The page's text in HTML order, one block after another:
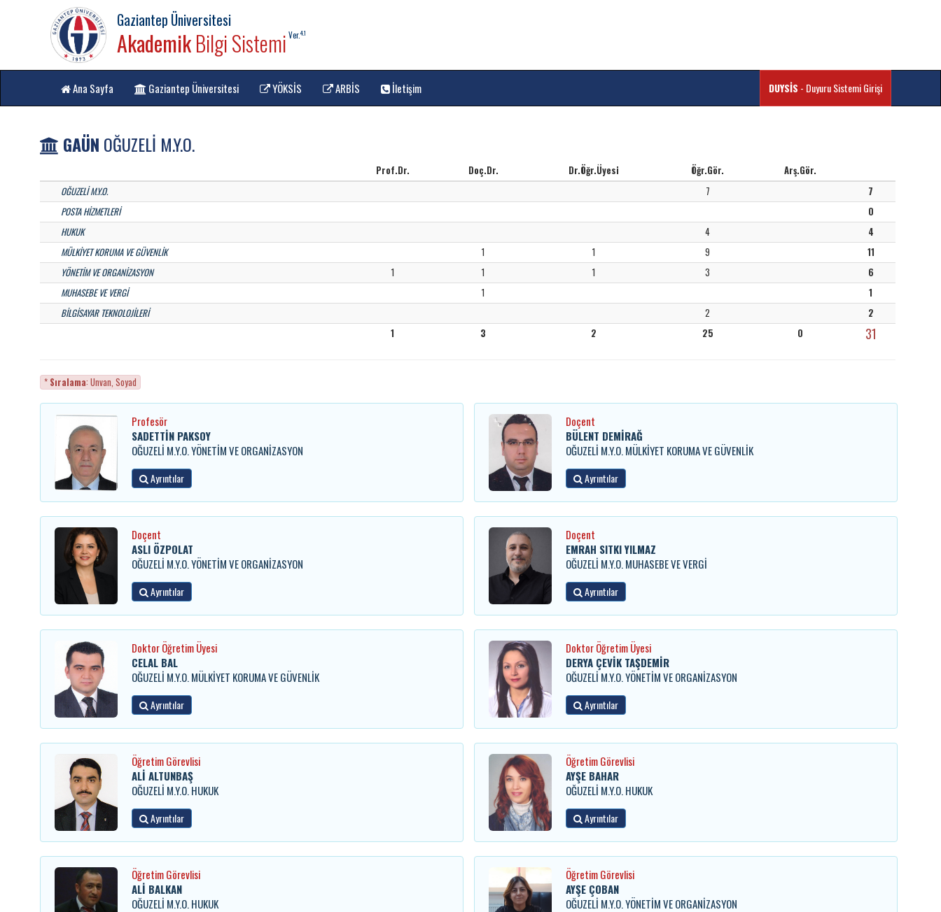
Gaziantep Üniversitesi
AkademikBilgi Sistemi Ver.4.1
Ana Sayfa Gaziantep Üniversitesi YÖKSİS ARBİS İletişim DUYSİS - Duyuru Sistemi Girişi
GAÜN OĞUZELİ M.Y.O.
Prof.Dr. Doç.Dr. Dr.Öğr.Üyesi Öğr.Gör.
Arş.Gör.
OĞUZELİ M.Y.O.
7
7
POSTA HİZMETLERİ
0
HUKUK
4
4
MÜLKİYET KORUMA VE GÜVENLİK
1 1 9
11
YÖNETİM VE ORGANİZASYON
1 1 1 3
6
MUHASEBE VE VERGİ
1
1
BİLGİSAYAR TEKNOLOJİLERİ
2
2
1
3 2 25 0 31
* Sıralama: Unvan, Soyad
Profesör
SADETTİN PAKSOY
OĞUZELİ M.Y.O. YÖNETİM VE ORGANİZASYON
Ayrıntılar
Doçent
BÜLENT DEMİRAĞ
OĞUZELİ M.Y.O. MÜLKİYET KORUMA VE GÜVENLİK
Ayrıntılar
Doçent
ASLI ÖZPOLAT
OĞUZELİ M.Y.O. YÖNETİM VE ORGANİZASYON
Ayrıntılar
Doçent
EMRAH SITKI YILMAZ
OĞUZELİ M.Y.O. MUHASEBE VE VERGİ
Ayrıntılar
Doktor Öğretim Üyesi
CELAL BAL
OĞUZELİ M.Y.O. MÜLKİYET KORUMA VE GÜVENLİK
Ayrıntılar
Doktor Öğretim Üyesi
DERYA ÇEVİK TAŞDEMİR
OĞUZELİ M.Y.O. YÖNETİM VE ORGANİZASYON
Ayrıntılar
Öğretim Görevlisi
ALİ ALTUNBAŞ
OĞUZELİ M.Y.O. HUKUK
Ayrıntılar
Öğretim Görevlisi
AYŞE BAHAR
OĞUZELİ M.Y.O. HUKUK
Ayrıntılar
Öğretim Görevlisi
ALİ BALKAN
OĞUZELİ M.Y.O. HUKUK
Öğretim Görevlisi
AYŞE ÇOBAN
OĞUZELİ M.Y.O. YÖNETİM VE ORGANİZASYON